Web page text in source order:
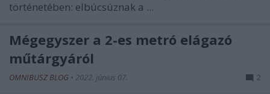
történetében: elbúcsúznak a ...
Mégegyszer a 2-es metró elágazó
műtárgyáról
OMNIBUSZ BLOG • 2022. június 07. 2